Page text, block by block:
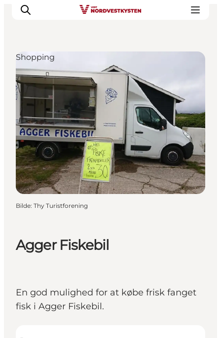
Byer og steder
Inspirasjon
Events
Overnatting
Planlegg ferien
Agger Fiskebil
En god mulighed for at købe frisk fanget
fisk i Agger Fiskebil.
Shopping
Bilde: Thy Turistforening